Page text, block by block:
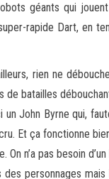
géants qui
rapide Dart, en
rien ne
de batailles
John Byrne qui,
Et ça fonctionne
n’a pas besoin d’un
personnages mais